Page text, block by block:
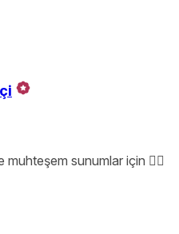
sunumlar için 👇🏻